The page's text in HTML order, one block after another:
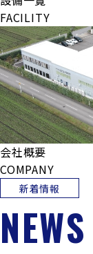
FACILITY
会社概要
COMPANY
新着情報
NEWS